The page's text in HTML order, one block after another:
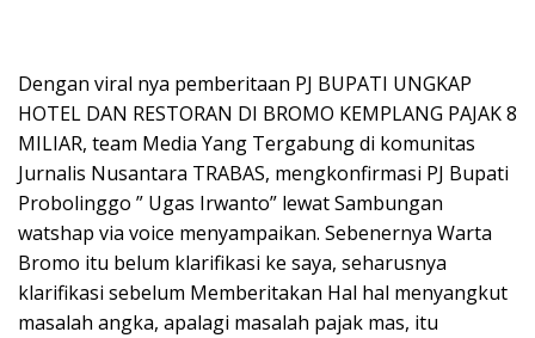
Dengan viral nya pemberitaan PJ BUPATI UNGKAP
HOTEL DAN RESTORAN DI BROMO KEMPLANG PAJAK 8
MILIAR, team Media Yang Tergabung di komunitas
Jurnalis Nusantara TRABAS, mengkonfirmasi PJ Bupati
Probolinggo ” Ugas Irwanto” lewat Sambungan
watshap via voice menyampaikan. Sebenernya Warta
Bromo itu belum klarifikasi ke saya, seharusnya
klarifikasi sebelum Memberitakan Hal hal menyangkut
masalah angka, apalagi masalah pajak mas, itu